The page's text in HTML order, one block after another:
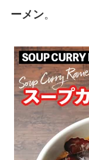
ーメン。